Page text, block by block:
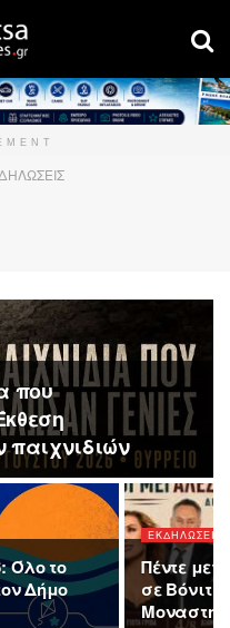
που
παιχνιδιών
Όλο το
Δήμο
ΕΚΔΗΛΩΣΕΙΣ
Πέντε
σε